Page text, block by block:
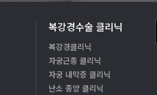
복강경수술 클리닉
복강경클리닉
자궁근종 클리닉
자궁 내막증 클리닉
난소 종양 클리닉